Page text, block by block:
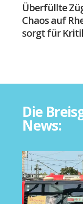
Überfüllte
Chaos auf
sorgt für
Die
News: